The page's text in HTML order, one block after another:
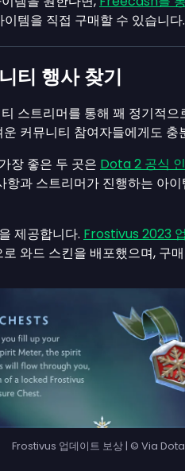
템을 직접 구매할 수 있습니다.
티 행사 찾기
스트리머를 통해 꽤 정기적으
커뮤니티 참여자들에게도
장 좋은 두 곳은 Dota 2 공식
항과 스트리머가 진행하는 아
제공합니다. Frostivus 2023
와드 스킨을 배포했으며, 구
Frostivus 업데이트 보상 | © Via